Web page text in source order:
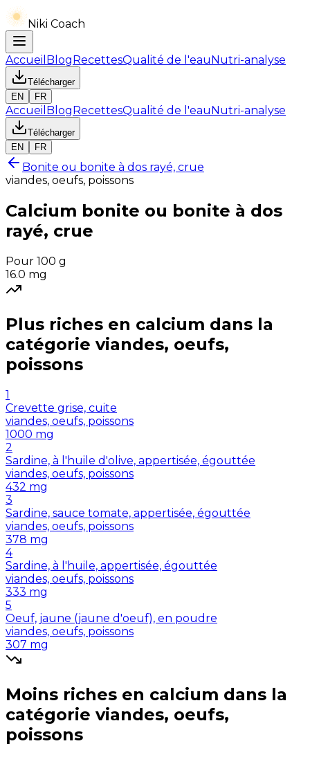
Niki Coach
Accueil BlogRecettesQualité de l'eauNutri-analyse
Télécharger
EN
FR
Accueil BlogRecettesQualité de l'eauNutri-analyse
Télécharger
EN
FR
Bonite ou bonite à dos rayé, crue
viandes, oeufs, poissons
Calcium bonite ou bonite à dos
rayé, crue
Pour 100 g
16.0 mg
Plus riches en calcium dans la
catégorie viandes, oeufs,
poissons
1
Crevette grise, cuite
viandes, oeufs, poissons
1000 mg
2
Sardine, à l'huile d'olive, appertisée, égouttée
viandes, oeufs, poissons
432 mg
3
Sardine, sauce tomate, appertisée, égouttée
viandes, oeufs, poissons
378 mg
4
Sardine, à l'huile, appertisée, égouttée
viandes, oeufs, poissons
333 mg
5
Oeuf, jaune (jaune d'oeuf), en poudre
viandes, oeufs, poissons
307 mg
Moins riches en calcium dans la
catégorie viandes, oeufs,
poissons